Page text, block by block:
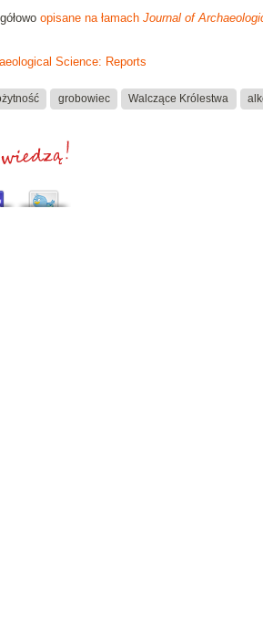
opisane na łamach Journal of
Science: Reports
grobowiec Walczące Królestwa